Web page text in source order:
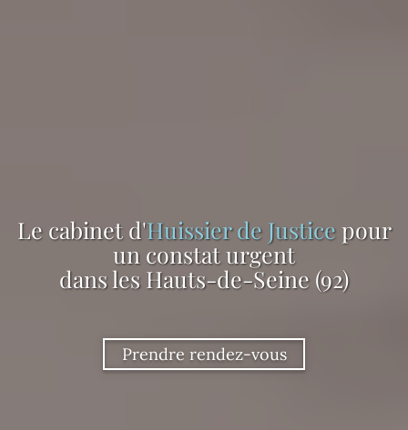
Le cabinet d'Huissier de Justicepour
un constat urgent
dans les Hauts-de-Seine (92)
Prendre rendez-vous